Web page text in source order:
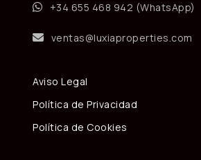
+34 655 468 942 (WhatsApp)
ventas@luxiaproperties.com
Aviso Legal
Política de Privacidad
Política de Cookies